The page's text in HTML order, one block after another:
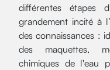
différentes étapes
grandement incité à
des connaissances :
des maquettes,
chimiques de l'eau